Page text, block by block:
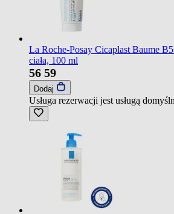
La Roche-Posay Cicaplast Baume
ciała, 100 ml
56 59
Dodaj
Usługa rezerwacji jest usługą